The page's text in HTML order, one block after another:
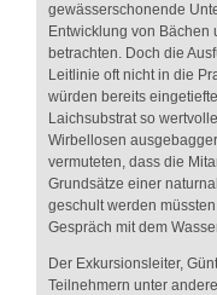
gewässerschonende
Entwicklung von Bächen
betrachten. Doch die
Leitlinie oft nicht in die
würden bereits
Laichsubstrat so
Wirbellosen
vermuteten, dass die
Grundsätze einer
geschult werden
Gespräch mit dem
Der Exkursionsleiter,
Teilnehmern unter